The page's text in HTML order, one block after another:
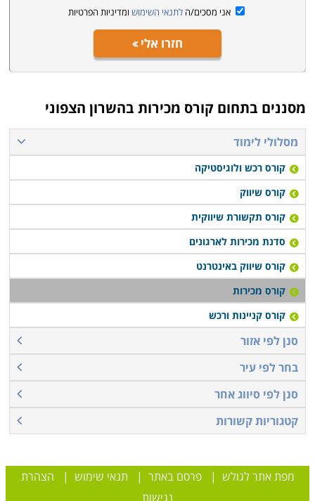
אני מסכים/ה לתנאי השימוש ומדיניות הפרטיות
חזרו אלי
מסננים בתחום קורס מכירות בהשרון הצפוני
מסלולי לימוד
קורס רכש ולוגיסטיקה
קורס שיווק
קורס תקשורת שיווקית
סדנת מכירות לארגונים
קורס שיווק באינטרנט
קורס מכירות
קורס קניינות ורכש
סנן לפי אזור
בחר לפי עיר
סנן לפי סיווג אחר
קטגוריות קשורות
מפת אתר לגולש |פרסם באתר | תנאי שימוש | הצהרת
נגישות